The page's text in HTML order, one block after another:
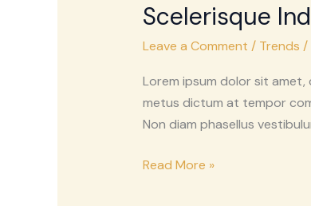
Scelerisque
Leave a Comment / Trends /
Lorem ipsum dolor sit
metus dictum at tempor
Non diam phasellus
Read More »